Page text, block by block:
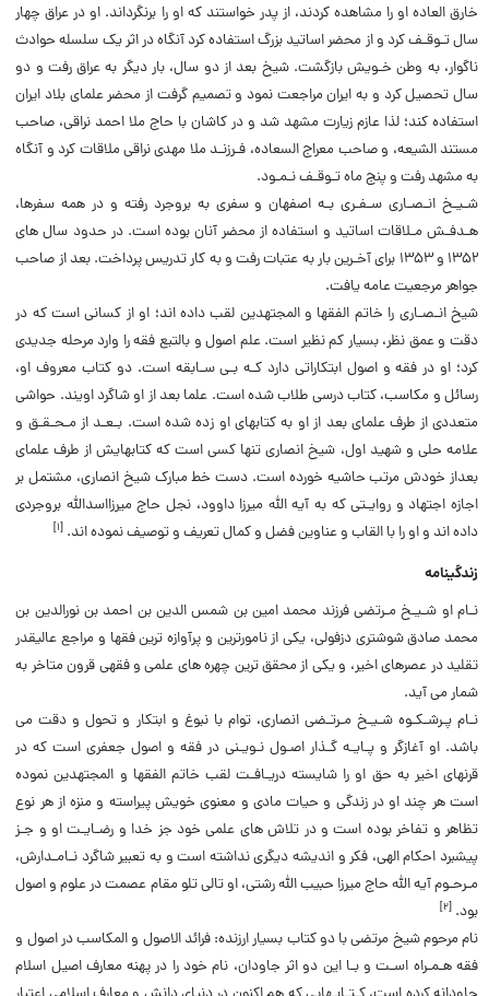
خارق العاده او را مشاهده کردند، از پدر خواستند که او را برنگرداند. او در عراق چهار
سال تـوقـف کرد و از محضر اساتید بزرگ استفاده کرد آنگاه در اثر یک سلسله حوادث
ناگوار، به وطن خـویش بازگشت. شیخ بعد از دو سال، بار دیگر به عراق رفت و دو
سال تحصیل کرد و به ایران مراجعت نمود و تصمیم گرفت از محضر علمای بلاد ایران
استفاده کند؛ لذا عازم زیارت مشهد شد و در کاشان با حاج ملا احمد نراقی، صاحب
مستند الشیعه، و صاحب معراج السعاده، فـرزنـد ملا مهدی نراقی ملاقات کرد و آنگاه
به مشهد رفت و پنج ماه تـوقـف نـمـود.
شـیـخ انـصـاری سـفـری بـه اصفهان و سفری به بروجرد رفته و در همه سفرها،
هـدفـش مـلاقات اساتید و استفاده از محضر آنان بوده است. در حدود سال های
۱۳۵۲ و ۱۳۵۳ برای آخـرین بار به عتبات رفت و به کار تدریس پرداخت. بعد از صاحب
جواهر مرجعیت عامه یافت.
شیخ انـصـاری را خاتم الفقها و المجتهدین لقب داده اند؛ او از کسانی است که در
دقت و عمق نظر، بسیار کم نظیر است. علم اصول و بالتبع فقه را وارد مرحله جدیدی
کرد؛ او در فقه و اصول ابتکاراتی دارد کـه بـی سـابقه است. دو کتاب معروف او،
رسائل و مکاسب، کتاب درسی طلاب شده است. علما بعد از او شاگرد اویند. حواشی
متعددی از طرف علمای بعد از او به کتابهای او زده شده است. بـعـد از مـحـقـق و
علامه حلی و شهید اول، شیخ انصاری تنها کسی است که کتابهایش از طرف علمای
بعداز خودش مرتب حاشیه خورده است. دست خط مبارک شیخ انصاری، مشتمل بر
اجازه اجتهاد و روایـتی که به آیه اللّه میرزا داوود، نجل حاج میرزااسداللّه بروجردی
داده اند و او را با القاب و عناوین فضل و کمال تعریف و توصیف نموده اند. [۱]
زندگینامه
نـام او شـیـخ مـرتضی فرزند محمد امین بن شمس الدین بن احمد بن نورالدین بن
محمد صادق شوشتری دزفولی، یکی از نامورترین و پرآوازه ترین فقها و مراجع عالیقدر
تقلید در عصرهای اخیر، و یکی از محقق ترین چهره های علمی و فقهی قرون متاخر به
شمار می آید.
نـام پـرشـکـوه شـیـخ مـرتـضی انصاری، توام با نبوغ و ابتکار و تحول و دقت می
باشد. او آغازگر و پـایـه گـذار اصـول نـویـنی در فقه و اصول جعفری است که در
قرنهای اخیر به حق او را شایسته دریـافـت لقب خاتم الفقها و المجتهدین نموده
است هر چند او در زندگی و حیات مادی و معنوی خویش پیراسته و منزه از هر نوع
تظاهر و تفاخر بوده است و در تلاش های علمی خود جز خدا و رضـایـت او و جـز
پیشبرد احکام الهی، فکر و اندیشه دیگری نداشته است و به تعبیر شاگرد نـامـدارش،
مـرحـوم آیه اللّه حاج میرزا حبیب اللّه رشتی، او تالی تلو مقام عصمت در علوم و اصول
بود. [۲]
نام مرحوم شیخ مرتضی با دو کتاب بسیار ارزنده: فرائد الاصول و المکاسب در اصول و
فقه هـمـراه اسـت و بـا این دو اثر جاودان، نام خود را در پهنه معارف اصیل اسلام